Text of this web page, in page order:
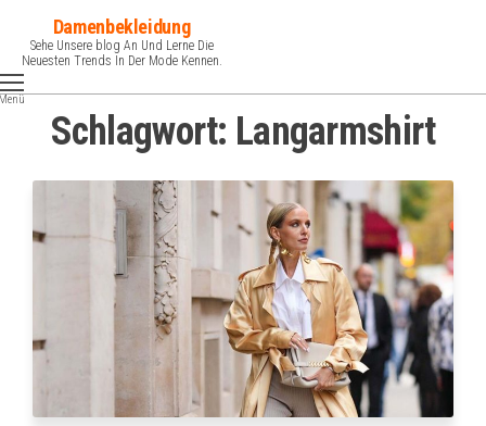
Inhalt
springen
Damenbekleidung
Sehe Unsere blog An Und Lerne Die
Neuesten Trends In Der Mode Kennen.
Schlagwort: Langarmshirt